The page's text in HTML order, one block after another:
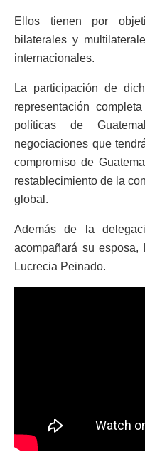
Ellos tienen por
bilaterales y
internacionales.
La participación de
representación
políticas de
negociaciones que
compromiso de
restablecimiento de la
global.
Además de la
acompañará su
Lucrecia Peinado.